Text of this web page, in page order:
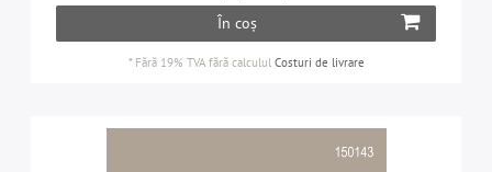
În coș
* Fără 19% TVAfără calculul Costuri de livrare